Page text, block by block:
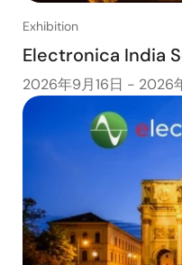
Exhibition
Electronica India
2026年9月16日 - 2026